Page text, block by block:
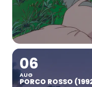
06
AUG
PORCO ROSSO